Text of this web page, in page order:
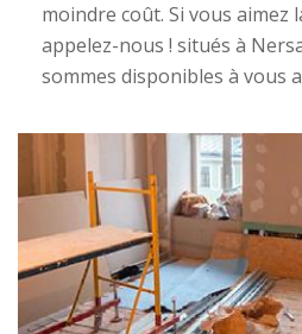
moindre coût. Si vous aimez
appelez-nous ! situés à
sommes disponibles à vous